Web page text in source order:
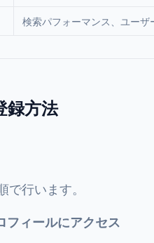
検索パフォーマンス、ユーザ
録方法
行います。
ィールにアクセス